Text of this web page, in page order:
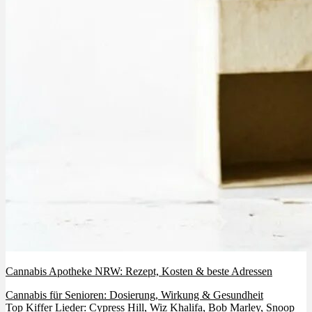
Cannabis Apotheke NRW: Rezept, Kosten & beste Adressen
Cannabis für Senioren: Dosierung, Wirkung & Gesundheit
Top Kiffer Lieder: Cypress Hill, Wiz Khalifa, Bob Marley, Snoop